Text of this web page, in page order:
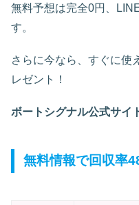
無料予想は完全0円、
す。
さらに今なら、すぐに使
レゼント！
ボートシグナル公式サイ
無料情報で回収率